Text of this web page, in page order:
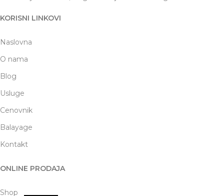
KORISNI LINKOVI
Naslovna
O nama
Blog
Usluge
Cenovnik
Balayage
Kontakt
ONLINE PRODAJA
Shop